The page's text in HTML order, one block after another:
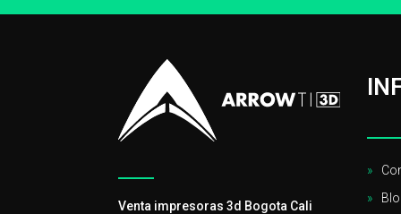
Venta impresoras 3d Bogota Cali